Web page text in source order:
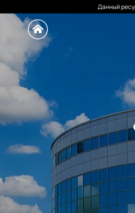
Данный